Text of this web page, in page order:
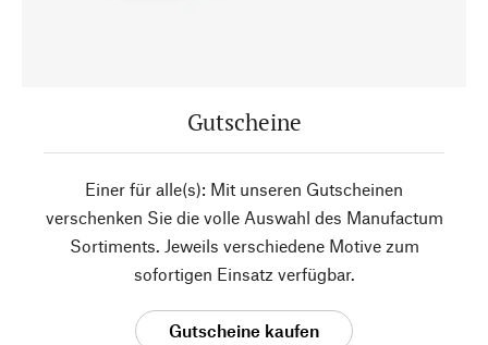
Gutscheine
Einer für alle(s): Mit unseren Gutscheinen
verschenken Sie die volle Auswahl des Manufactum
Sortiments. Jeweils verschiedene Motive zum
sofortigen Einsatz verfügbar.
Gutscheine kaufen